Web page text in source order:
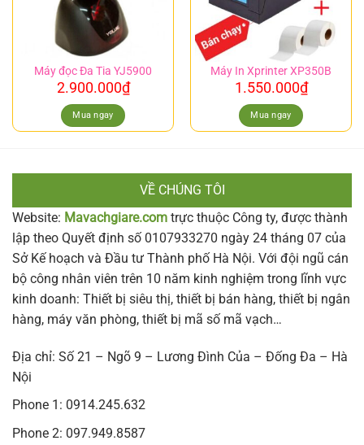
Máy đọc Đa Tia YJ5900
2.900.000₫
Mua ngay
Máy In Xprinter XP350B
1.550.000₫
Mua ngay
VỀ CHÚNG TÔI
Website: Mavachgiare.com trực thuộc Công ty, được thành
lập theo Quyết định số 0107933270 ngày 24 tháng 07 của
Sở Kế hoạch và Đầu tư Thành phố Hà Nội. Với đội ngũ cán
bộ công nhân viên trên 10 năm kinh nghiệm trong lĩnh vực
kinh doanh: Thiết bị siêu thị, thiết bị bán hàng, thiết bị ngân
hàng, máy văn phòng, thiết bị mã số mã vạch…
Địa chỉ: Số 21 – Ngõ 9 – Lương Đình Của – Đống Đa – Hà
Nội
Phone 1: 0914.245.632
Phone 2: 097.949.8587